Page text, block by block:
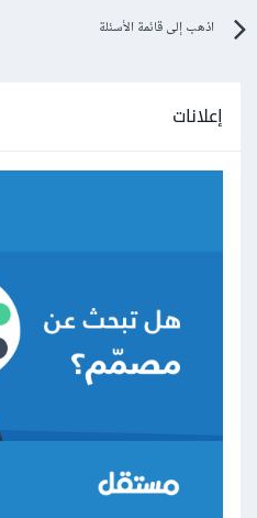
اذهب إلى قائمة الأسئلة
إعلانات